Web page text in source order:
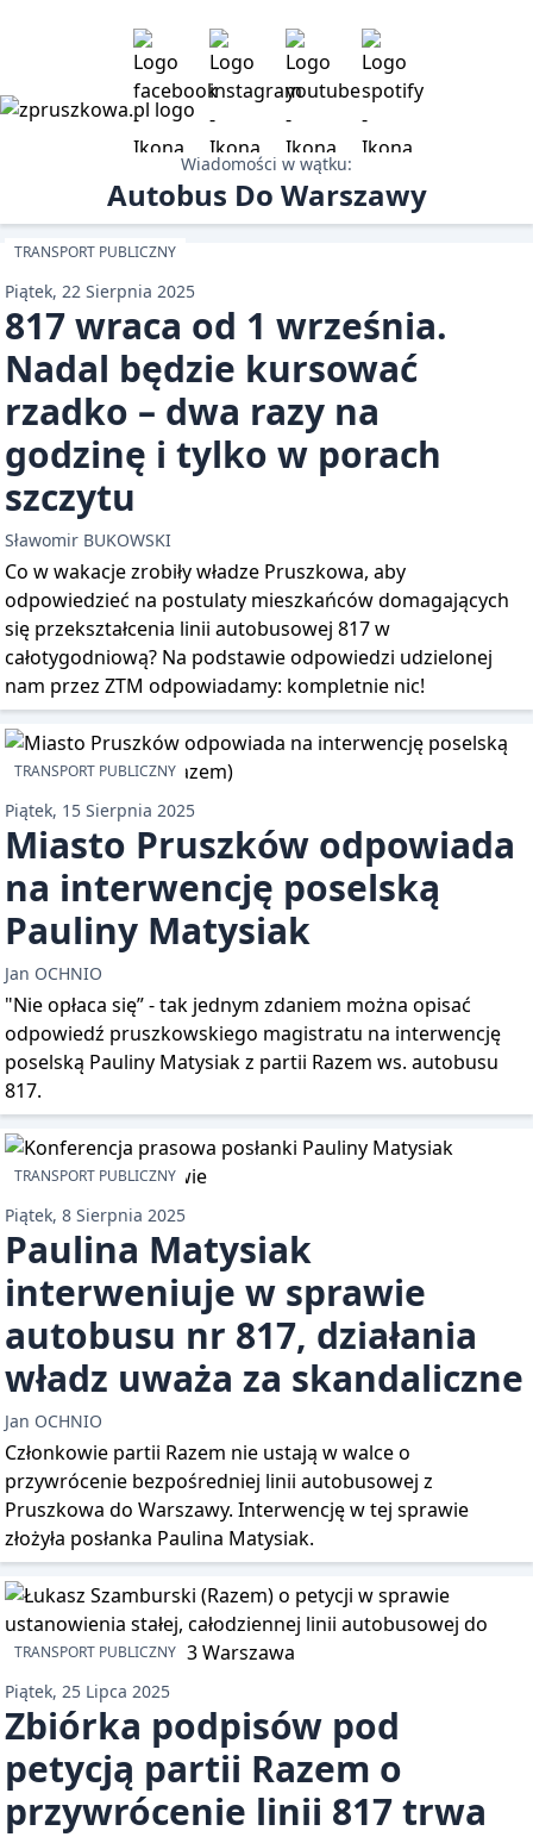
Wiadomości w wątku:
Autobus Do Warszawy
TRANSPORT PUBLICZNY
Piątek, 22 Sierpnia 2025
817 wraca od 1 września.
Nadal będzie kursować
rzadko – dwa razy na
godzinę i tylko w porach
szczytu
Sławomir BUKOWSKI
Co w wakacje zrobiły władze Pruszkowa, aby
odpowiedzieć na postulaty mieszkańców domagających
się przekształcenia linii autobusowej 817 w
całotygodniową? Na podstawie odpowiedzi udzielonej
nam przez ZTM odpowiadamy: kompletnie nic!
TRANSPORT PUBLICZNY
Piątek, 15 Sierpnia 2025
Miasto Pruszków odpowiada
na interwencję poselską
Pauliny Matysiak
Jan OCHNIO
"Nie opłaca się” - tak jednym zdaniem można opisać
odpowiedź pruszkowskiego magistratu na interwencję
poselską Pauliny Matysiak z partii Razem ws. autobusu
817.
TRANSPORT PUBLICZNY
Piątek, 8 Sierpnia 2025
Paulina Matysiak
interweniuje w sprawie
autobusu nr 817, działania
władz uważa za skandaliczne
Jan OCHNIO
Członkowie partii Razem nie ustają w walce o
przywrócenie bezpośredniej linii autobusowej z
Pruszkowa do Warszawy. Interwencję w tej sprawie
złożyła posłanka Paulina Matysiak.
TRANSPORT PUBLICZNY
Piątek, 25 Lipca 2025
Zbiórka podpisów pod
petycją partii Razem o
przywrócenie linii 817 trwa